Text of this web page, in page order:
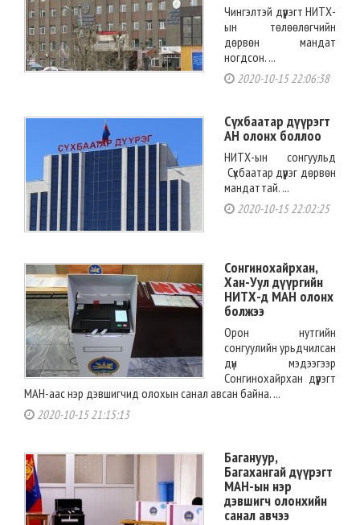
Чингэлтэй дүүрэгт НИТХ-
ын төлөөлөгчийн
дөрвөн мандат
ногдсон. ...
2020-10-15 22:06:38
Сүхбаатар дүүрэгт
АН олонх боллоо
НИТХ-ын сонгуульд
Сүхбаатар дүүрэг дөрвөн
мандаттай. ...
2020-10-15 22:02:25
Сонгинохайрхан,
Хан-Уул дүүргийн
НИТХ-д МАН олонх
болжээ
Орон нутгийн
сонгуулийн урьдчилсан
дүн мэдээгээр
Сонгинохайрхан дүүрэгт
МАН-аас нэр дэвшигчид олохын санал авсан байна. ...
2020-10-15 21:15:13
Багануур,
Багахангай дүүрэгт
МАН-ын нэр
дэвшигч олонхийн
санал авчээ